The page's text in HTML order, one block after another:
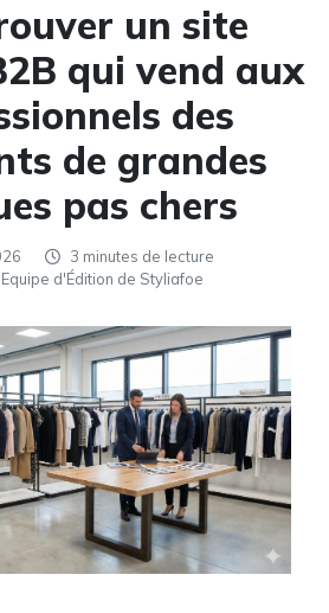
un site
qui vend aux
des
de grandes
pas chers
3 minutes de lecture
d'Édition de Styliafoe